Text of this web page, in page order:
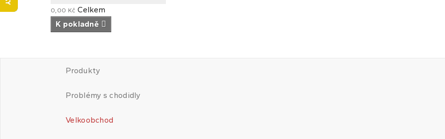
0,00 Kč Celkem
K pokladně
Produkty
Problémy s chodidly
Velkoobchod